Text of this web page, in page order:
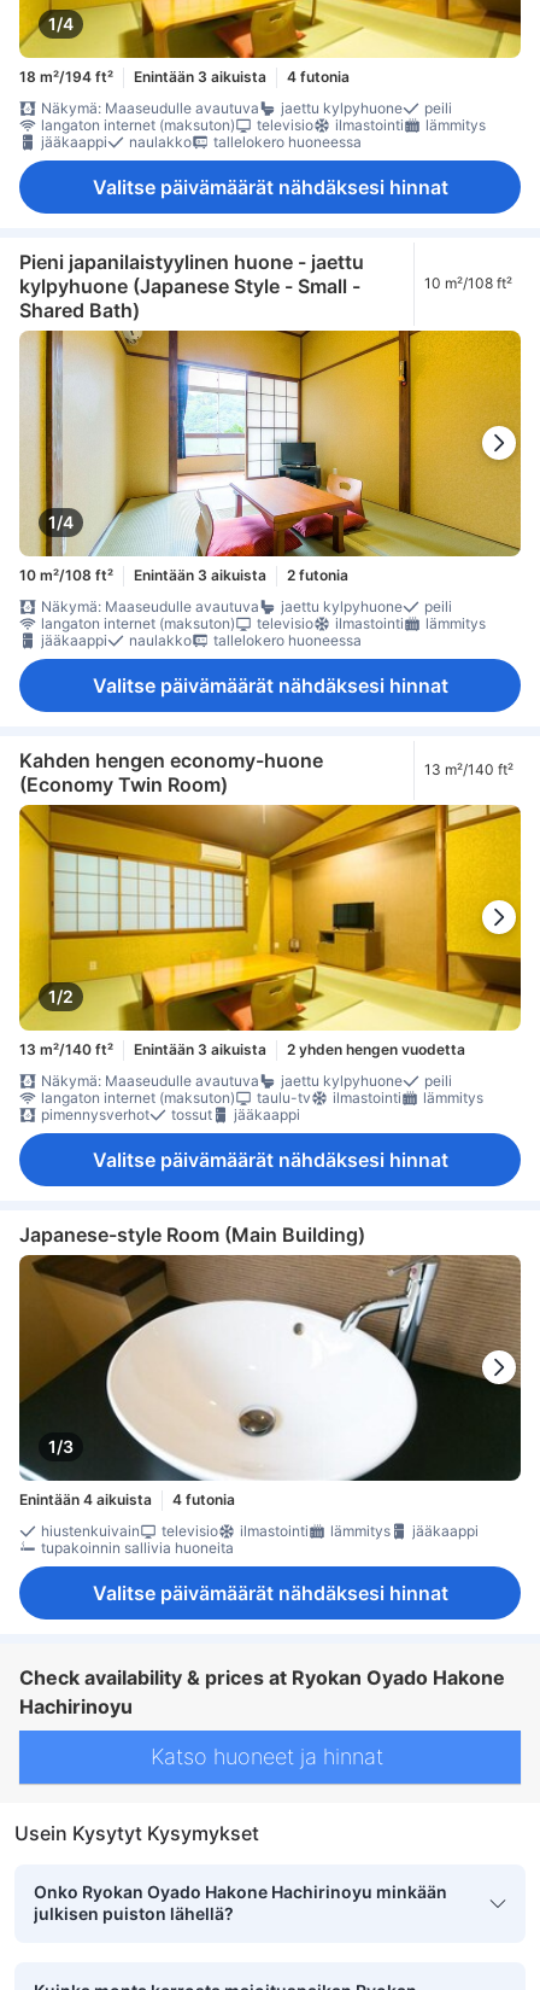
1/4
18 m²/194 ft² Enintään 3 aikuista
4 futonia
Näkymä: Maaseudulle avautuva
jaettu kylpyhuone
peili
langaton internet (maksuton)
televisio ilmastointi
lämmitys
jääkaappi
naulakko tallelokero huoneessa
Valitse päivämäärät nähdäksesi hinnat
Pieni japanilaistyylinen huone - jaettu
kylpyhuone (Japanese Style - Small -
Shared Bath)
10 m²/108 ft²
1/4
10 m²/108 ft² Enintään 3 aikuista
2 futonia
Näkymä: Maaseudulle avautuva
jaettu kylpyhuone
peili
langaton internet (maksuton)
televisio ilmastointi
lämmitys
jääkaappi
naulakko tallelokero huoneessa
Valitse päivämäärät nähdäksesi hinnat
Kahden hengen economy-huone
(Economy Twin Room)
13 m²/140 ft²
1/2
13 m²/140 ft² Enintään 3 aikuista
2 yhden hengen vuodetta
Näkymä: Maaseudulle avautuva
jaettu kylpyhuone
peili
langaton internet (maksuton)
taulu-tv ilmastointi
lämmitys
pimennysverhot
tossut jääkaappi
Valitse päivämäärät nähdäksesi hinnat
Japanese-style Room (Main Building)
1/3
Enintään 4 aikuista
4 futonia
hiustenkuivain
televisio ilmastointi lämmitys
jääkaappi
tupakoinnin sallivia huoneita
Valitse päivämäärät nähdäksesi hinnat
Check availability & prices at Ryokan Oyado Hakone
Hachirinoyu
Katso huoneet ja hinnat
Usein Kysytyt Kysymykset
Onko Ryokan Oyado Hakone Hachirinoyu minkään
julkisen puiston lähellä?